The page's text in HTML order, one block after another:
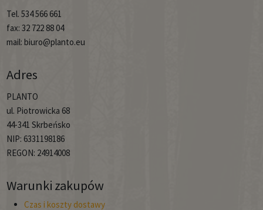
Tel. 534 566 661
fax: 32 722 88 04
mail: biuro@planto.eu
Adres
PLANTO
ul. Piotrowicka 68
44-341 Skrbeńsko
NIP: 6331198186
REGON: 24914008
Warunki zakupów
Czas i koszty dostawy